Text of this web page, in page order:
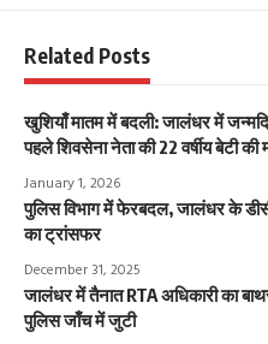
Related Posts
खुशियाँ मातम में बदली: जालंधर में
पहले शिवसेना नेता की 22 वर्षीय बेटी की
January 1, 2026
पुलिस विभाग में फेरबदल, जालंधर के
का ट्रांसफर
December 31, 2025
जालंधर में तैनात RTA अधिकारी का
पुलिस जाँच में जुटी